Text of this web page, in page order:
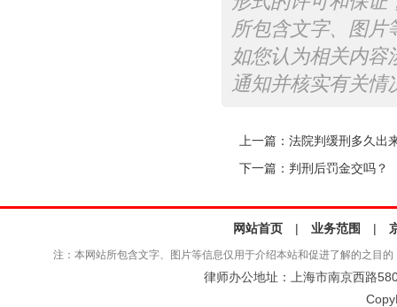
所包含文字、图片
如您认为相关内容
通知并核实有关情
上一篇： 法院判缓刑多久出
下一篇： 判刑后罚金交吗？
网站首页 | 业务范围 |
注：本网站所包含文字、图片等信息仅用于介绍本站和促进了解的之目
律师办公地址：上海市南京西路